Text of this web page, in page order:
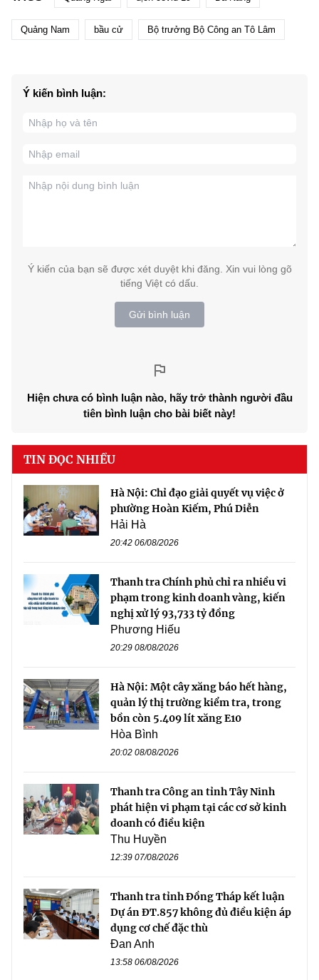
Quảng Nam bầu cử Bộ trưởng Bộ Công an Tô Lâm
Ý kiến bình luận:
Ý kiến của bạn sẽ được xét duyệt khi đăng. Xin vui lòng gõ
tiếng Việt có dấu.
Gửi bình luận
Hiện chưa có bình luận nào, hãy trở thành người đầu
tiên bình luận cho bài biết này!
TIN ĐỌC NHIỀU
Hà Nội: Chỉ đạo giải quyết vụ việc ở
phường Hoàn Kiếm, Phú Diễn
Hải Hà
20:42 06/08/2026
Thanh tra Chính phủ chỉ ra nhiều vi
phạm trong kinh doanh vàng, kiến
nghị xử lý 93,733 tỷ đồng
Phương Hiếu
20:29 08/08/2026
Hà Nội: Một cây xăng báo hết hàng,
quản lý thị trường kiểm tra, trong
bồn còn 5.409 lít xăng E10
Hòa Bình
20:02 08/08/2026
Thanh tra Công an tỉnh Tây Ninh
phát hiện vi phạm tại các cơ sở kinh
doanh có điều kiện
Thu Huyền
12:39 07/08/2026
Thanh tra tỉnh Đồng Tháp kết luận
Dự án ĐT.857 không đủ điều kiện áp
dụng cơ chế đặc thù
Đan Anh
13:58 06/08/2026